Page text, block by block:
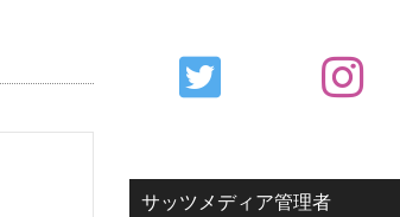
Primary
Sidebar
サッツメディア管理者